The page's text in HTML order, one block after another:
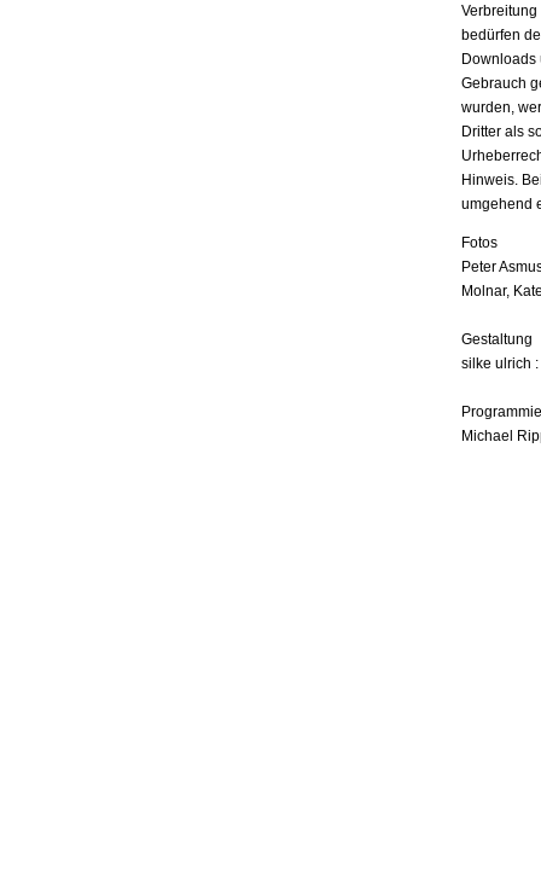
bedürfen
Downloads
Gebrauch
wurden,
Dritter als
Hinweis.
umgehend
Fotos
Peter
Molnar,
Gestaltung
silke ulrich
Michael